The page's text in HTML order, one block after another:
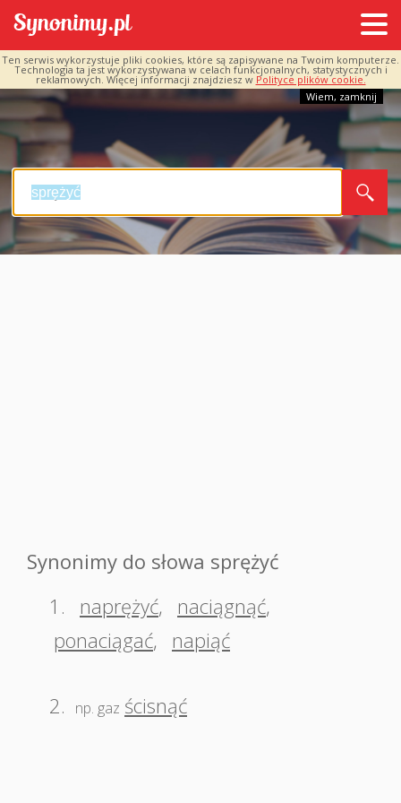
Ten serwis wykorzystuje pliki cookies, które są zapisywane na Twoim komputerze.
Technologia ta jest wykorzystywana w celach funkcjonalnych, statystycznych i
reklamowych. Więcej informacji znajdziesz w Polityce plików cookie.
Wiem, zamknij
Synonimy do słowa sprężyć
1.
naprężyć, naciągnąć,
ponaciągać, napiąć
2. np. gaz ścisnąć